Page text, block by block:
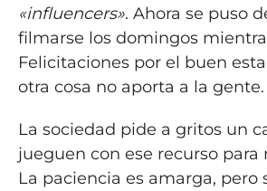
«influencers». Ahora se puso
filmarse los domingos
Felicitaciones por el buen
otra cosa no aporta a la gente.
La sociedad pide a gritos un
jueguen con ese recurso para
La paciencia es amarga, pero